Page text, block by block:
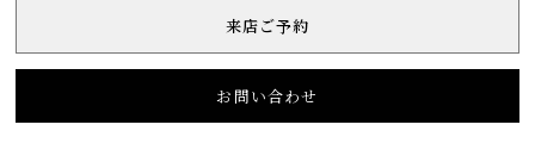
来店ご予約
お問い合わせ